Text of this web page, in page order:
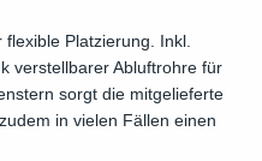
Platzierung. Inkl.
verstellbarer Abluftrohre für
sorgt die mitgelieferte
in vielen Fällen einen